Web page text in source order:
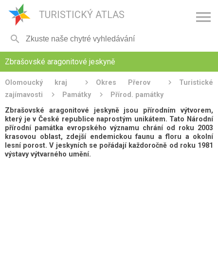
TURISTICKÝ ATLAS 

Zbrašovské aragonitové jeskyně
Olomoucký kraj Okres Přerov
Turistické
zajímavosti
Památky
Přírod. památky
Zbrašovské aragonitové jeskyně jsou přírodním výtvorem,
který je v České republice naprostým unikátem. Tato Národní
přírodní památka evropského významu chrání od roku 2003
krasovou oblast, zdejší endemickou faunu a floru a okolní
lesní porost. V jeskyních se pořádají každoročně od roku 1981
výstavy výtvarného umění.